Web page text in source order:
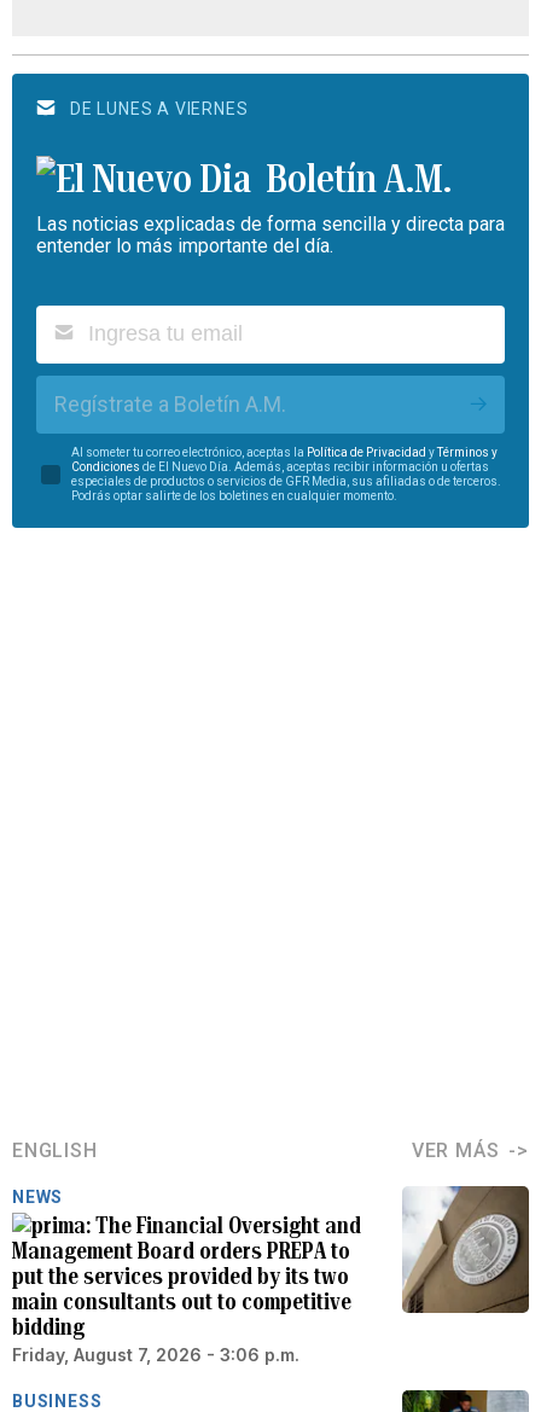
DE LUNES A VIERNES
Boletín A.M.
Las noticias explicadas de forma sencilla y directa para
entender lo más importante del día.
Regístrate a Boletín A.M.
Al someter tu correo electrónico, aceptas la Política de Privacidad yTérminos y
Condiciones de El Nuevo Día. Además, aceptas recibir información u ofertas
especiales de productos o servicios de GFR Media, sus afiliadas o de terceros.
Podrás optar salirte de los boletines en cualquier momento.
ENGLISH VER MÁS
NEWS
The Financial Oversight and
Management Board orders PREPA to
put the services provided by its two
main consultants out to competitive
bidding
Friday, August 7, 2026 - 3:06 p.m.
BUSINESS